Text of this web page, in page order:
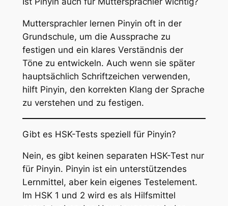
Muttersprachler lernen Pinyin oft in der
Grundschule, um die Aussprache zu
festigen und ein klares Verständnis der
Töne zu entwickeln. Auch wenn sie später
hauptsächlich Schriftzeichen verwenden,
hilft Pinyin, den korrekten Klang der Sprache
zu verstehen und zu festigen.
Gibt es HSK-Tests speziell für Pinyin?
Nein, es gibt keinen separaten HSK-Test nur
für Pinyin. Pinyin ist ein unterstützendes
Lernmittel, aber kein eigenes Testelement.
Im HSK 1 und 2 wird es als Hilfsmittel